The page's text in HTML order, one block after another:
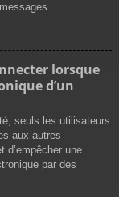
lorsque
d’un
seuls les utilisateurs
aux autres
d’empêcher une
par des